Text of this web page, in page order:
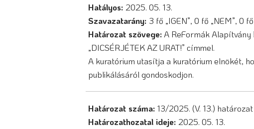
Hatályos: 2025. 05. 13.
Szavazatarány: 3 fő „IGEN”, 0 fő „NEM”, 0
Határozat szövege: A ReFormák
„DICSÉRJÉTEK AZ URAT!” címmel.
A kuratórium utasítja a kuratórium elnökét,
publikálásáról gondoskodjon.
Határozat száma: 13/2025. (V. 13.) határozat
Határozathozatal ideje: 2025. 05. 13.